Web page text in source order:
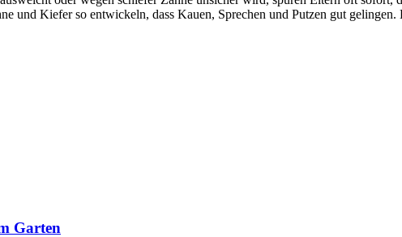
und Kiefer so entwickeln, dass Kauen, Sprechen und Putzen gut
Garten